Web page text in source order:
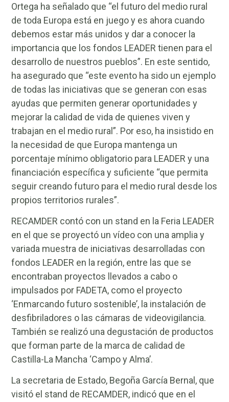
Ortega ha señalado que “el futuro del medio rural
de toda Europa está en juego y es ahora cuando
debemos estar más unidos y dar a conocer la
importancia que los fondos LEADER tienen para el
desarrollo de nuestros pueblos”. En este sentido,
ha asegurado que “este evento ha sido un ejemplo
de todas las iniciativas que se generan con esas
ayudas que permiten generar oportunidades y
mejorar la calidad de vida de quienes viven y
trabajan en el medio rural”. Por eso, ha insistido en
la necesidad de que Europa mantenga un
porcentaje mínimo obligatorio para LEADER y una
financiación específica y suficiente “que permita
seguir creando futuro para el medio rural desde los
propios territorios rurales”.
RECAMDER contó con un stand en la Feria LEADER
en el que se proyectó un vídeo con una amplia y
variada muestra de iniciativas desarrolladas con
fondos LEADER en la región, entre las que se
encontraban proyectos llevados a cabo o
impulsados por FADETA, como el proyecto
‘Enmarcando futuro sostenible’, la instalación de
desfibriladores o las cámaras de videovigilancia.
También se realizó una degustación de productos
que forman parte de la marca de calidad de
Castilla-La Mancha ‘Campo y Alma’.
La secretaria de Estado, Begoña García Bernal, que
visitó el stand de RECAMDER, indicó que en el